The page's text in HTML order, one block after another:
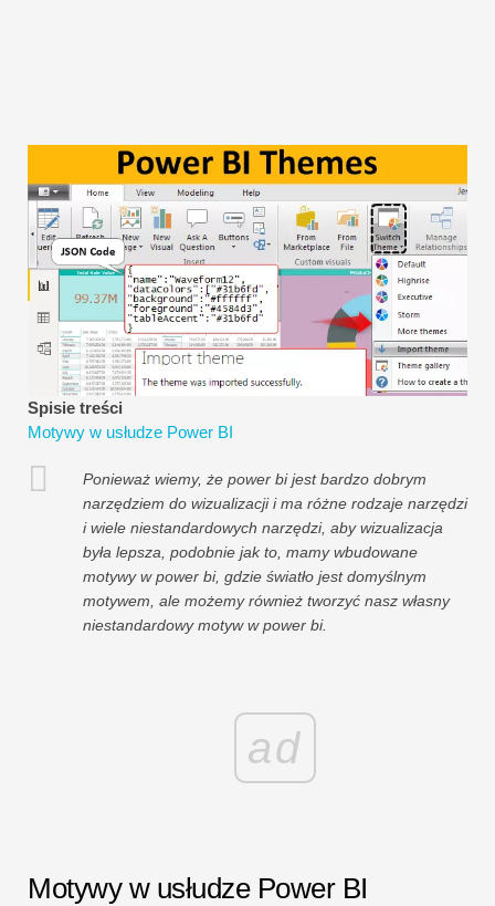
Spisie treści
Motywy w usłudze Power BI
Ponieważ wiemy, że power bi jest bardzo dobrym
narzędziem do wizualizacji i ma różne rodzaje narzędzi
i wiele niestandardowych narzędzi, aby wizualizacja
była lepsza, podobnie jak to, mamy wbudowane
motywy w power bi, gdzie światło jest domyślnym
motywem, ale możemy również tworzyć nasz własny
niestandardowy motyw w power bi.
ad
Motywy w usłudze Power BI